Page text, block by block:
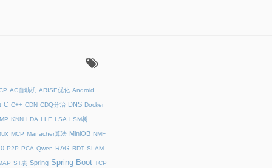
AC自动机 ARISE优化 Android
C C++ CDN CDQ分治 DNS Docker
KNN LDA LLE LSA LSM树
MCP Manacher算法 MiniOB NMF
P2P PCA Qwen RAG RDT SLAM
ST表 Spring Spring Boot TCP